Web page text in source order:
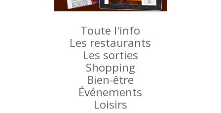
Toute l'info
Les restaurants
Les sorties
Shopping
Bien-être
Événements
Loisirs